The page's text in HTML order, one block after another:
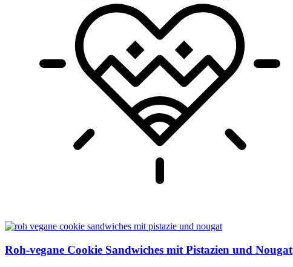
Roh-vegane Cookie Sandwiches mit Pistazien und Nougat